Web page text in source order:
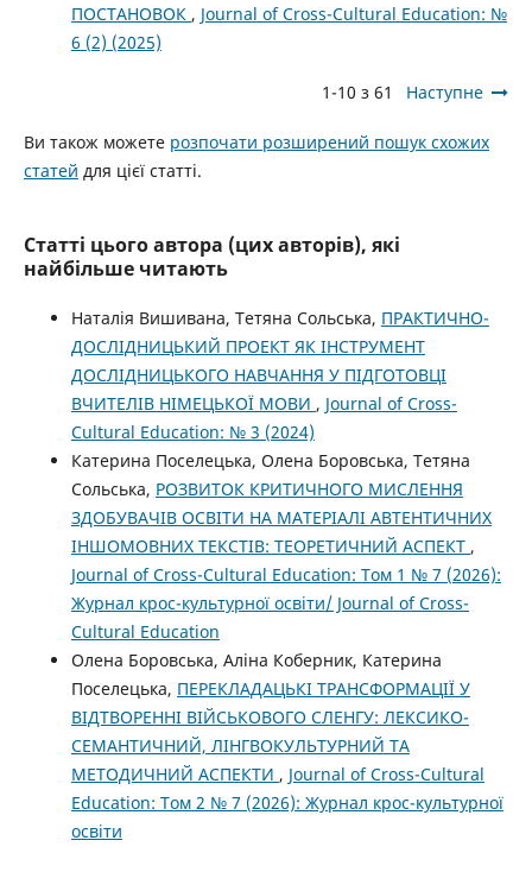
ПОСТАНОВОК , Journal of Cross-Cultural Education: №
6 (2) (2025)
1-10 з 61 Наступне
Ви також можете розпочати розширений пошук схожих
статей для цієї статті.
Статті цього автора (цих авторів), які
найбільше читають
Наталія Вишивана, Тетяна Сольська, ПРАКТИЧНО-
ДОСЛІДНИЦЬКИЙ ПРОЕКТ ЯК ІНСТРУМЕНТ
ДОСЛІДНИЦЬКОГО НАВЧАННЯ У ПІДГОТОВЦІ
ВЧИТЕЛІВ НІМЕЦЬКОЇ МОВИ , Journal of Cross-
Cultural Education: № 3 (2024)
Катерина Поселецька, Олена Боровська, Тетяна
Сольська, РОЗВИТОК КРИТИЧНОГО МИСЛЕННЯ
ЗДОБУВАЧІВ ОСВІТИ НА МАТЕРІАЛІ АВТЕНТИЧНИХ
ІНШОМОВНИХ ТЕКСТІВ: ТЕОРЕТИЧНИЙ АСПЕКТ ,
Journal of Cross-Cultural Education: Том 1 № 7 (2026):
Журнал крос-культурної освіти/ Journal of Cross-
Cultural Education
Олена Боровська, Аліна Коберник, Катерина
Поселецька, ПЕРЕКЛАДАЦЬКІ ТРАНСФОРМАЦІЇ У
ВІДТВОРЕННІ ВІЙСЬКОВОГО СЛЕНГУ: ЛЕКСИКО-
СЕМАНТИЧНИЙ, ЛІНГВОКУЛЬТУРНИЙ ТА
МЕТОДИЧНИЙ АСПЕКТИ , Journal of Cross-Cultural
Education: Том 2 № 7 (2026): Журнал крос-культурної
освіти